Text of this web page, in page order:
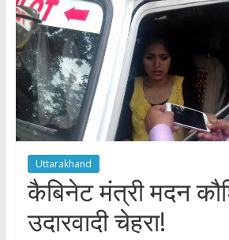
Uttarakhand
कैबिनेट मंत्री मदन
उदारवादी चेहरा!